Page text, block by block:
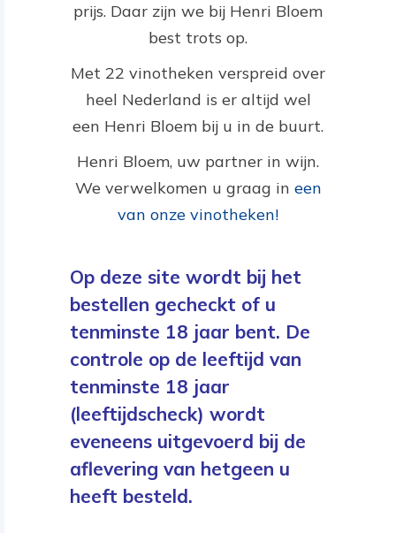
prijs. Daar zijn we bij Henri Bloem
best trots op.
Met 22 vinotheken verspreid over
heel Nederland is er altijd wel
een Henri Bloem bij u in de buurt.
Henri Bloem, uw partner in wijn.
We verwelkomen u graag in een
van onze vinotheken!
Op deze site wordt bij het
bestellen gecheckt of u
tenminste 18 jaar bent. De
controle op de leeftijd van
tenminste 18 jaar
(leeftijdscheck) wordt
eveneens uitgevoerd bij de
aflevering van hetgeen u
heeft besteld.